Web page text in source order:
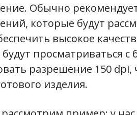
Обычно
которые будут
высокое
просматриваться
разрешение 150
изделия.